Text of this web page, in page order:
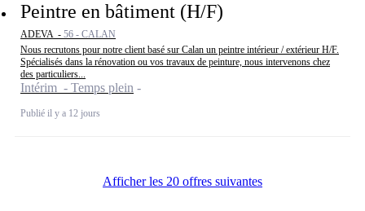
Peintre en bâtiment (H/F)
ADEVA - 56 - CALAN
Nous recrutons pour notre client basé sur Calan un peintre intérieur / extérieur H/F.
Spécialisés dans la rénovation ou vos travaux de peinture, nous intervenons chez
des particuliers...
Intérim - Temps plein
Publié il y a 12 jours
Afficher les 20 offres suivantes